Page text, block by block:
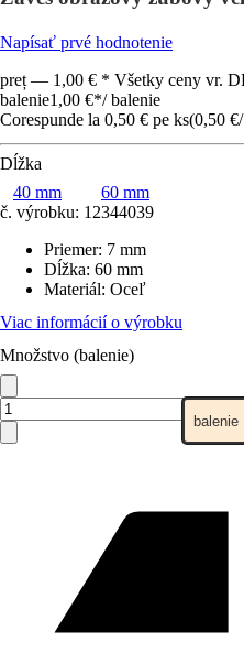
Napísať prvé hodnotenie
preț — 1,00 € * Všetky ceny vr.
balenie1,00 €*/ balenie
Corespunde la 0,50 € pe ks(0,50 €/
Dĺžka
40 mm
60 mm
č. výrobku: 12344039
Priemer: 7 mm
Dĺžka: 60 mm
Materiál: Oceľ
Viac informácií o výrobku
Množstvo (balenie)
balenie